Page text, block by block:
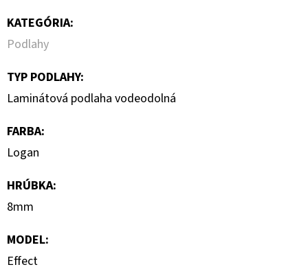
KATEGÓRIA:
Podlahy
TYP PODLAHY:
Laminátová podlaha vodeodolná
FARBA:
Logan
HRÚBKA:
8mm
MODEL:
Effect